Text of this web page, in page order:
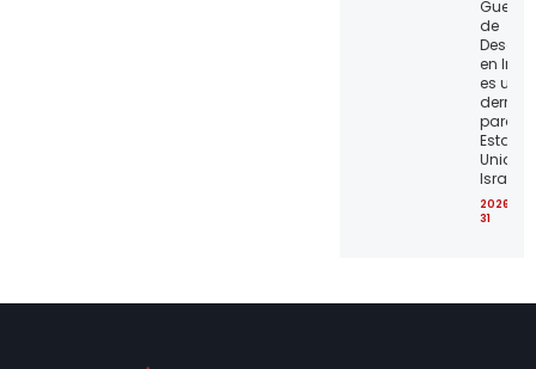
Guerra
de
en Irán
es una
derrota
para
Unidos
Israel
2026-
31